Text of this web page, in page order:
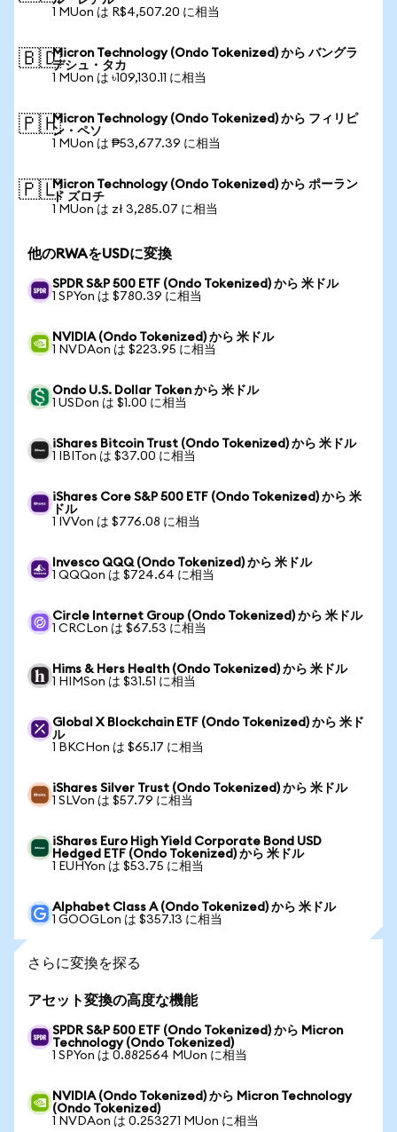
1 MUon は R$4,507.20 に相当
🇧🇩Micron Technology (Ondo Tokenized) から バングラ
デシュ・タカ
1 MUon は ৳109,130.11 に相当
🇵🇭Micron Technology (Ondo Tokenized) から フィリピ
ン・ペソ
1 MUon は ₱53,677.39 に相当
🇵🇱Micron Technology (Ondo Tokenized) から ポーラン
ド ズロチ
1 MUon は zł 3,285.07 に相当
他のRWAをUSDに変換
SPDR S&P 500 ETF (Ondo Tokenized) から 米ドル
1 SPYon は $780.39 に相当
NVIDIA (Ondo Tokenized) から 米ドル
1 NVDAon は $223.95 に相当
Ondo U.S. Dollar Token から 米ドル
1 USDon は $1.00 に相当
iShares Bitcoin Trust (Ondo Tokenized) から 米ドル
1 IBITon は $37.00 に相当
iShares Core S&P 500 ETF (Ondo Tokenized) から 米
ドル
1 IVVon は $776.08 に相当
Invesco QQQ (Ondo Tokenized) から 米ドル
1 QQQon は $724.64 に相当
Circle Internet Group (Ondo Tokenized) から 米ドル
1 CRCLon は $67.53 に相当
Hims & Hers Health (Ondo Tokenized) から 米ドル
1 HIMSon は $31.51 に相当
Global X Blockchain ETF (Ondo Tokenized) から 米ド
ル
1 BKCHon は $65.17 に相当
iShares Silver Trust (Ondo Tokenized) から 米ドル
1 SLVon は $57.79 に相当
iShares Euro High Yield Corporate Bond USD
Hedged ETF (Ondo Tokenized) から 米ドル
1 EUHYon は $53.75 に相当
Alphabet Class A (Ondo Tokenized) から 米ドル
1 GOOGLon は $357.13 に相当
さらに変換を探る
アセット変換の高度な機能
SPDR S&P 500 ETF (Ondo Tokenized) から Micron
Technology (Ondo Tokenized)
1 SPYon は 0.882564 MUon に相当
NVIDIA (Ondo Tokenized) から Micron Technology
(Ondo Tokenized)
1 NVDAon は 0.253271 MUon に相当